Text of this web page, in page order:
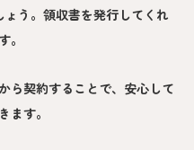
う。領収書を発行してくれ
。
ら契約することで、安心して
ます。